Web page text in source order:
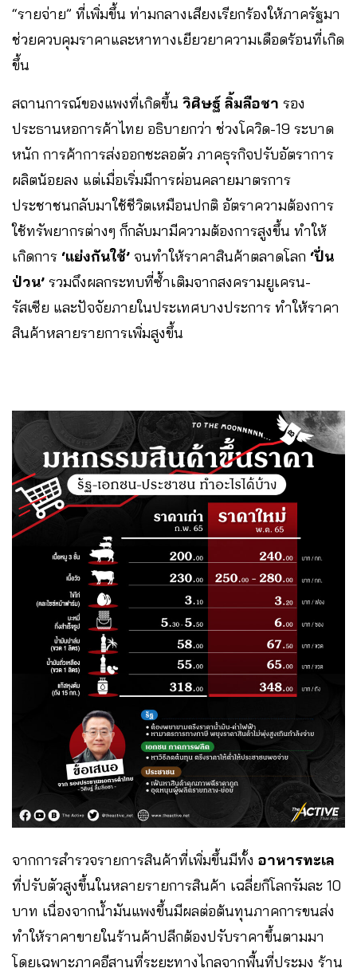
“รายจ่าย” ที่เพิ่มขึ้น ท่ามกลางเสียงเรียกร้องให้ภาครัฐมา
ช่วยควบคุมราคาและหาทางเยียวยาความเดือดร้อนที่เกิด
ขึ้น
สถานการณ์ของแพงที่เกิดขึ้น วิศิษฐ์ ลิ้มลือชา รอง
ประธานหอการค้าไทย อธิบายกว่า ช่วงโควิด-19 ระบาด
หนัก การค้าการส่งออกชะลอตัว ภาคธุรกิจปรับอัตราการ
ผลิตน้อยลง แต่เมื่อเริ่มมีการผ่อนคลายมาตรการ
ประชาชนกลับมาใช้ชีวิตเหมือนปกติ อัตราความต้องการ
ใช้ทรัพยากรต่างๆ ก็กลับมามีความต้องการสูงขึ้น ทำให้
เกิดการ ‘แย่งกันใช้’ จนทำให้ราคาสินค้าตลาดโลก ‘ปั่น
ป่วน’ รวมถึงผลกระทบที่ซ้ำเติมจากสงครามยูเครน-
รัสเซีย และปัจจัยภายในประเทศบางประการ ทำให้ราคา
สินค้าหลายรายการเพิ่มสูงขึ้น
จากการสำรวจรายการสินค้าที่เพิ่มขึ้นมีทั้ง อาหารทะเล
ที่ปรับตัวสูงขึ้นในหลายรายการสินค้า เฉลี่ยกิโลกรัมละ 10
บาท เนื่องจากน้ำมันแพงขึ้นมีผลต่อต้นทุนภาคการขนส่ง
ทำให้ราคาขายในร้านค้าปลีกต้องปรับราคาขึ้นตามมา
โดยเฉพาะภาคอีสานที่ระยะทางไกลจากพื้นที่ประมง ร้าน